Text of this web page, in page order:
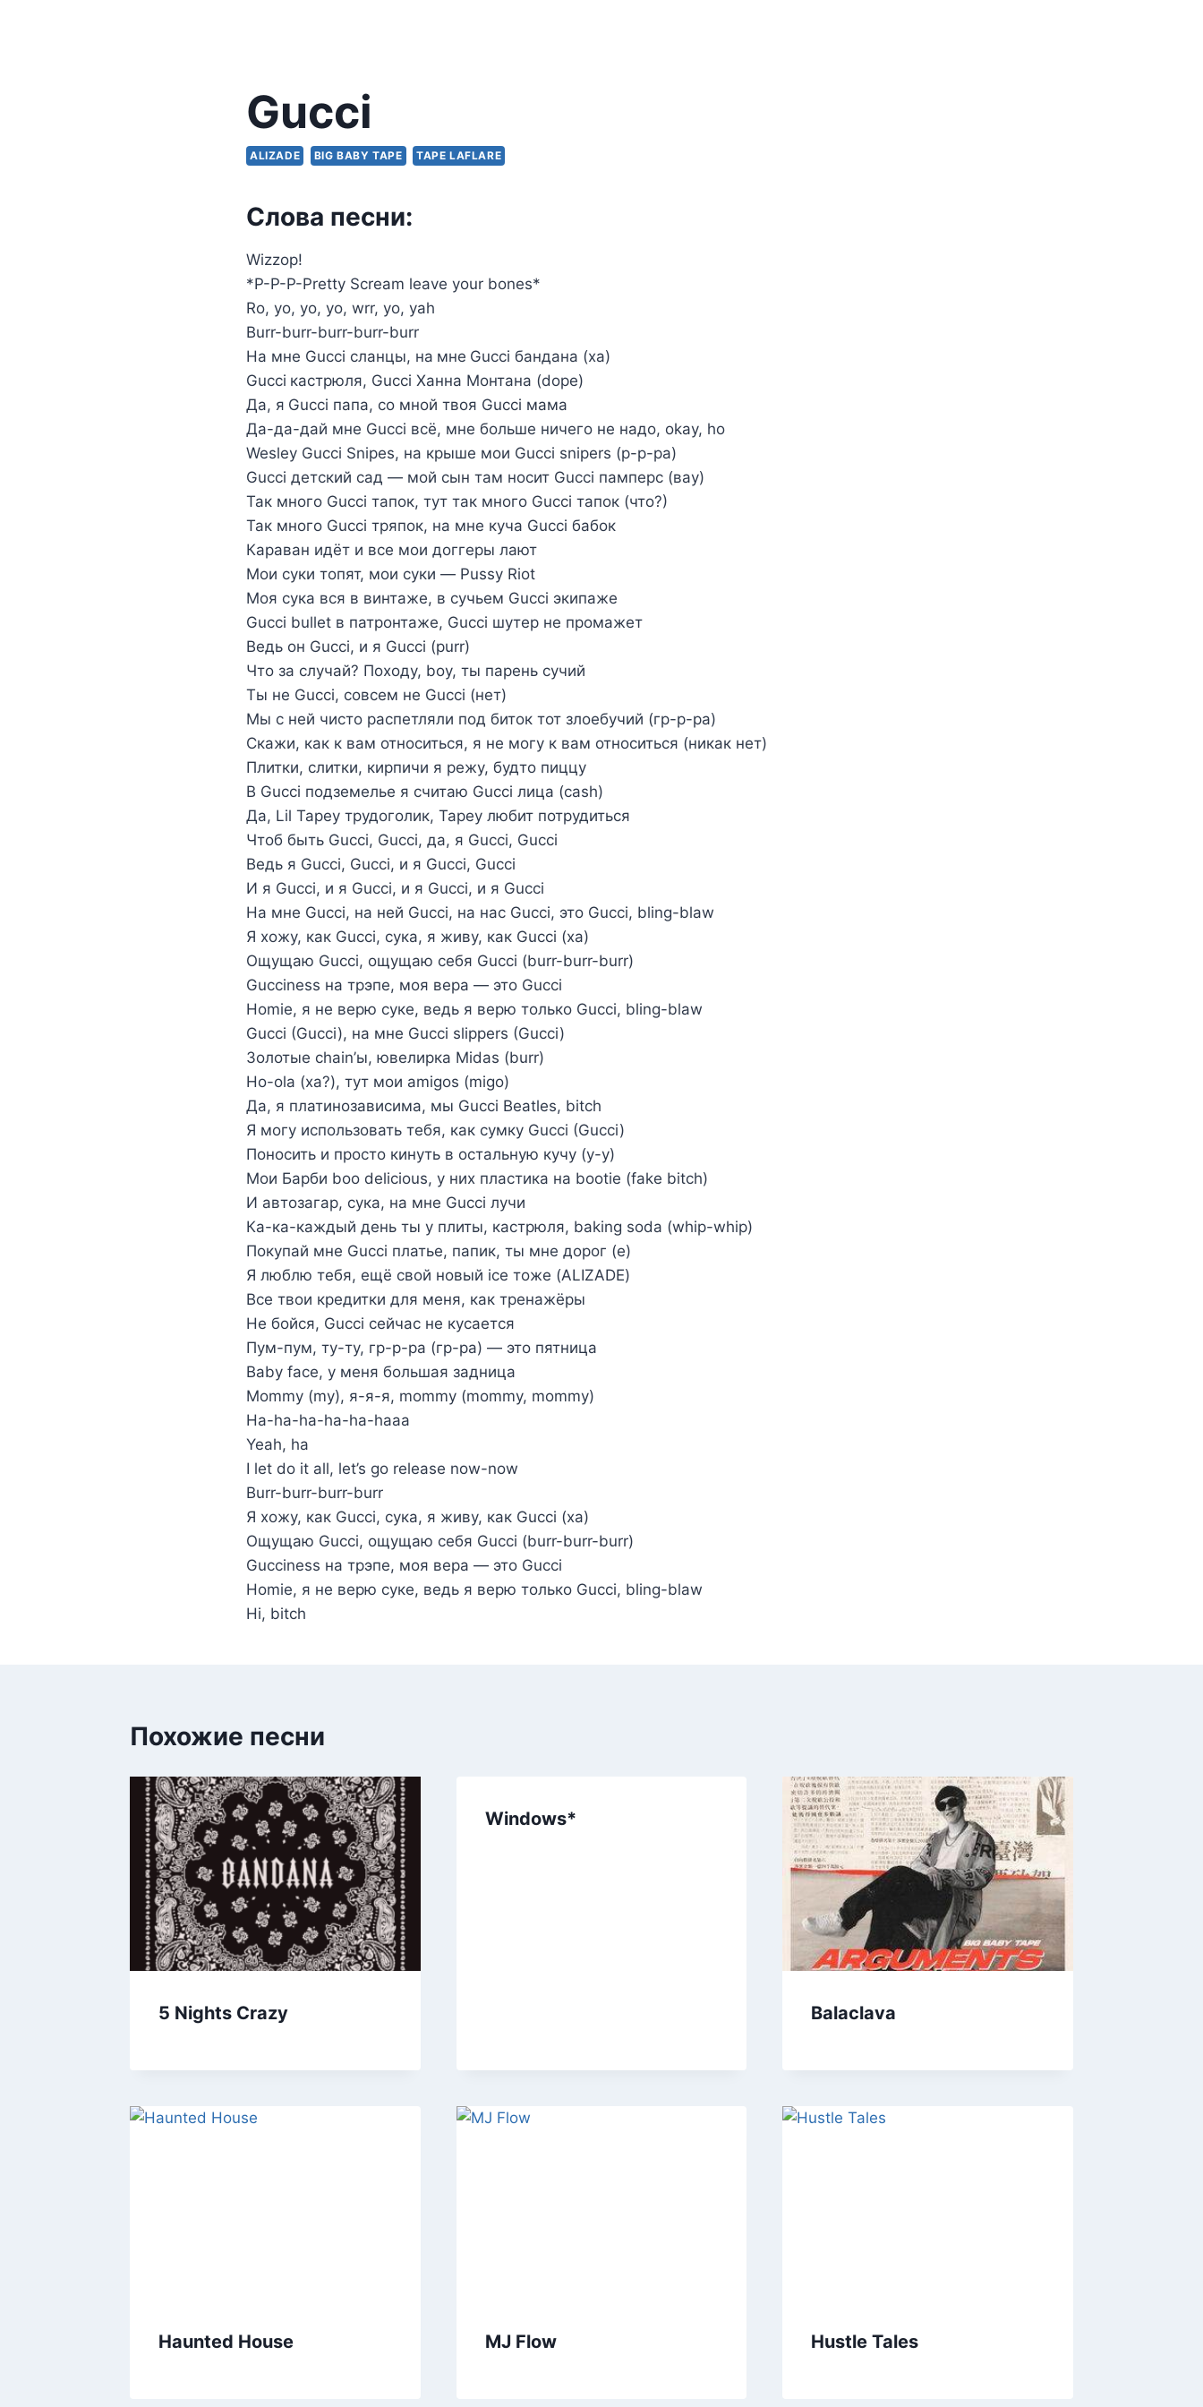
Gucci
ALIZADE BIG BABY TAPE TAPE LAFLARE
Слова песни:
Wizzop!
*P-P-P-Pretty Scream leave your bones*
Ro, yo, yo, yo, wrr, yo, yah
Burr-burr-burr-burr-burr
На мне Gucci сланцы, на мне Gucci бандана (ха)
Gucci кастрюля, Gucci Ханна Монтана (dope)
Да, я Gucci папа, со мной твоя Gucci мама
Да-да-дай мне Gucci всё, мне больше ничего не надо, okay, ho
Wesley Gucci Snipes, на крыше мои Gucci snipers (р-р-ра)
Gucci детский сад — мой сын там носит Gucci памперс (вау)
Так много Gucci тапок, тут так много Gucci тапок (что?)
Так много Gucci тряпок, на мне куча Gucci бабок
Караван идёт и все мои доггеры лают
Мои суки топят, мои суки — Pussy Riot
Моя сука вся в винтаже, в сучьем Gucci экипаже
Gucci bullet в патронтаже, Gucci шутер не промажет
Ведь он Gucci, и я Gucci (purr)
Что за случай? Походу, boy, ты парень сучий
Ты не Gucci, совсем не Gucci (нет)
Мы с ней чисто распетляли под биток тот злоебучий (гр-р-ра)
Скажи, как к вам относиться, я не могу к вам относиться (никак нет)
Плитки, слитки, кирпичи я режу, будто пиццу
В Gucci подземелье я считаю Gucci лица (cash)
Да, Lil Tapey трудоголик, Tapey любит потрудиться
Чтоб быть Gucci, Gucci, да, я Gucci, Gucci
Ведь я Gucci, Gucci, и я Gucci, Gucci
И я Gucci, и я Gucci, и я Gucci, и я Gucci
На мне Gucci, на ней Gucci, на нас Gucci, это Gucci, bling-blaw
Я хожу, как Gucci, сука, я живу, как Gucci (ха)
Ощущаю Gucci, ощущаю себя Gucci (burr-burr-burr)
Gucciness на трэпе, моя вера — это Gucci
Homie, я не верю суке, ведь я верю только Gucci, bling-blaw
Gucci (Gucci), на мне Gucci slippers (Gucci)
Золотые chain’ы, ювелирка Midas (burr)
Ho-ola (ха?), тут мои amigos (migo)
Да, я платинозависима, мы Gucci Beatles, bitch
Я могу использовать тебя, как сумку Gucci (Gucci)
Поносить и просто кинуть в остальную кучу (у-у)
Мои Барби boo delicious, у них пластика на bootie (fake bitch)
И автозагар, сука, на мне Gucci лучи
Ка-ка-каждый день ты у плиты, кастрюля, baking soda (whip-whip)
Покупай мне Gucci платье, папик, ты мне дорог (е)
Я люблю тебя, ещё свой новый ice тоже (ALIZADE)
Все твои кредитки для меня, как тренажёры
Не бойся, Gucci сейчас не кусается
Пум-пум, ту-ту, гр-р-ра (гр-ра) — это пятница
Baby face, у меня большая задница
Mommy (my), я-я-я, mommy (mommy, mommy)
Ha-ha-ha-ha-ha-haaa
Yeah, ha
I let do it all, let’s go release now-now
Burr-burr-burr-burr
Я хожу, как Gucci, сука, я живу, как Gucci (ха)
Ощущаю Gucci, ощущаю себя Gucci (burr-burr-burr)
Gucciness на трэпе, моя вера — это Gucci
Homie, я не верю суке, ведь я верю только Gucci, bling-blaw
Hi, bitch
Похожие песни
5 Nights Crazy
Windows*
Balaclava
Haunted House MJ Flow Hustle Tales